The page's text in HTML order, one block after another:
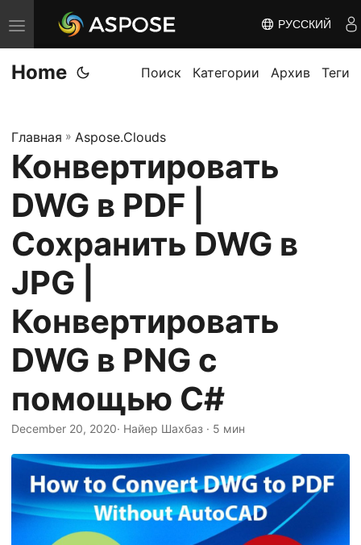
П
е
р
л
ю
и
т
ь
н
а
в
г
а
ц
и
ю
РУССКИЙ
Home Поиск Категории Архив Теги
Главная » Aspose.Clouds
Конвертировать
DWG в PDF |
Сохранить DWG в
JPG |
Конвертировать
DWG в PNG с
помощью C#
December 20, 2020· Найер Шахбаз · 5 мин